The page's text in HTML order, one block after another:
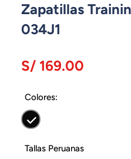
Zapatillas
034J1
S/ 169.00
Colores:
Tallas Peruanas